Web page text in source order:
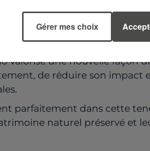
sont proposés : challenges
actions de sensibilisation à
TOURISME PLUS
valorise une nouvelle façon
de réduire son impact
parfaitement dans cette
naturel préservé et
Gérer mes choix